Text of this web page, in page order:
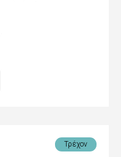
Τρέχον